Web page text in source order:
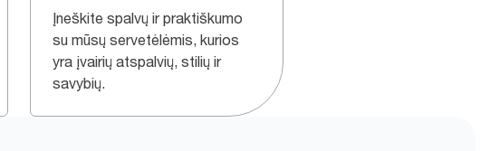
Įneškite spalvų ir praktiškumo
su mūsų servetėlėmis, kurios
yra įvairių atspalvių, stilių ir
savybių.